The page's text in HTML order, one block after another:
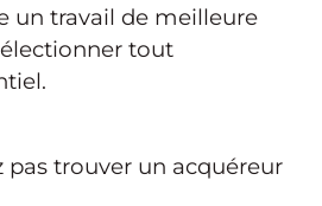
un travail de meilleure
tout
pas trouver un acquéreur